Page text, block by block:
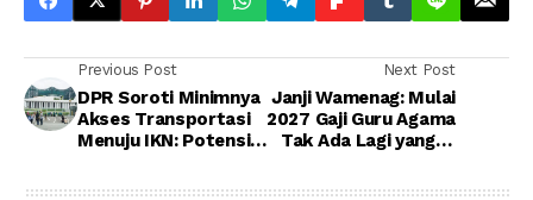
Previous Post
DPR Soroti Minimnya
Akses Transportasi
Menuju IKN: Potensi
Next Post
Janji Wamenag: Mulai
2027 Gaji Guru Agama
Tak Ada Lagi yang di